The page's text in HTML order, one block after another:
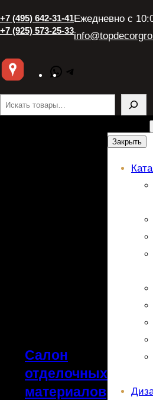
к
+7 (495) 642-31-41
+7 (925) 573-25-33
Ежедневно с
WhatsApp
Поиск
Салон
отделочных
материалов
Закрыть